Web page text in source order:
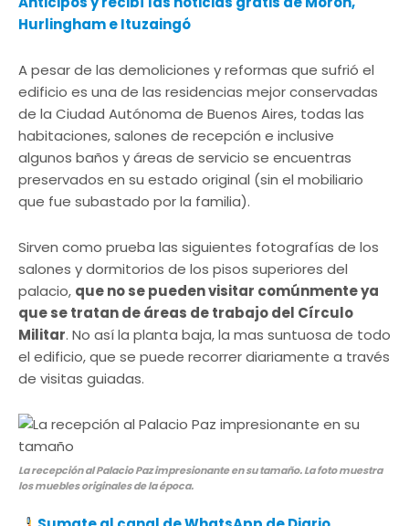
Hurlingham e Ituzaingó
A pesar de las demoliciones y reformas que sufrió el
edificio es una de las residencias mejor conservadas
de la Ciudad Autónoma de Buenos Aires, todas las
habitaciones, salones de recepción e inclusive
algunos baños y áreas de servicio se encuentras
preservados en su estado original (sin el mobiliario
que fue subastado por la familia).
Sirven como prueba las siguientes fotografías de los
salones y dormitorios de los pisos superiores del
palacio, que no se pueden visitar comúnmente ya
que se tratan de áreas de trabajo del Círculo
Militar. No así la planta baja, la mas suntuosa de todo
el edificio, que se puede recorrer diariamente a través
de visitas guiadas.
La recepción al Palacio Paz impresionante en su tamaño. La foto muestra
los muebles originales de la época.